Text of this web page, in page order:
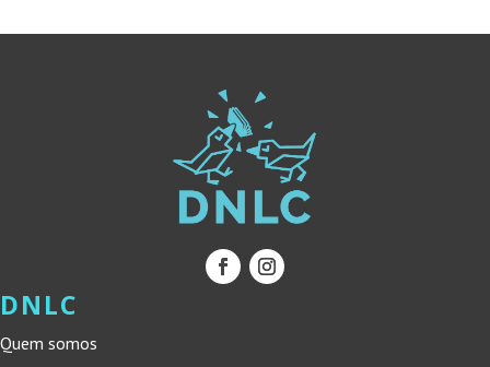
DNLC
Quem somos